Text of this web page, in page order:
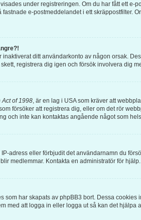
under registreringen. Om du har fått ett
e-postmeddelandet i ett skräppostfilter.
ditt användarkonto av någon orsak.
registrera dig igen och försök involvera dig
of 1998, är en lag i USA som kräver att
försöker att registrera dig, eller om det rör
och inte kan kontaktas angående något som
adress eller förbjudit det användarnamn du
medlemmar. Kontakta en administratör för hjälp.
som har skapats av phpBB3 bort. Dessa
med att logga in eller logga ut så kan det hjälpa